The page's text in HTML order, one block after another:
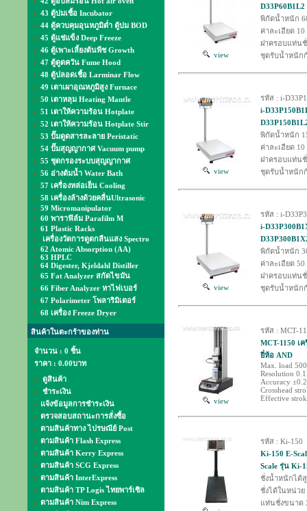
43 ตู้บ่มเชื้อ Incubator
44 ตู้ควบคุมอุนหภูมิต่ำ ตู้บ่ม BOD
45 ตู้แช่แข็ง Deep Freeze
46 ตู้เพาะเลี้ยงต้นพืช Growth
47 ตู้ดูดควัน Fume Hood
48 ตู้ปลอดเชื้อ Larminar Flow
49 เตาเผาอุณหภูมิสูง Furnace
50 เตาหลุม Heating Mantle
51 เตาให้ความร้อน Hotplate
52 เตาให้ความร้อน Hotplate Stir
53 ปั๊มดูดสารละลาย Peristatic
54 ปั๊มสุญญากาศ Vacuum pump
55 ชุดกรองระบบสุญญากาศ
56 อ่างต้มน้ำ Water Bath
57 เครื่องหล่อเย็น Cooling
58 เครื่องล้างด้วยคลื่นUltrasonic
59 Micromanipulator
60 พาราฟิล์ม Parafilm M
61 Plastic Racks
เครื่องวัดการดูดกลืนแสง Spectro
62 Atomic Absorption (AA)
63 HPLC
64 Digester, Kjeldahl Distiller
65 Fat Analyzer สกัดไขมัน
66 Fiber Analyzer หาไฟเบอร์
67 Polarimeter โพลาริมิเตอร์
68 เครื่อง Freeze Dryer
สินค้าในตะกร้าของท่าน
จำนวน : 0 ชิ้น
ราคา : 0.00บาท
ดูสินค้า
ชำระเงิน
แจ้งข้อมูลการชำระเงิน
ตรวจสอบสถานะการสั่งซื้อ
ตามสินค้าทาง ไปรษณีย์ Post
ตามสินค้า Flash Express
ตามสินค้า Kerry Express
ตามสินค้า SCG Express
ตามสินค้า InterExpress
ตามสินค้า TP Logis ไทยพาร์เซิล
ตามสินค้า Nim Express
view
พิกัดน้ำหนัก
ค่าละเอียด
ฝาครอบแท่น
ชุดรับน้ำหนัก
view
รหัส : i-
i-
พิกัดน้ำหนัก
ค่าละเอียด
ฝาครอบแท่น
ชุดรับน้ำหนัก
view
รหัส : i-
i-
พิกัดน้ำหนัก
ค่าละเอียด
ฝาครอบแท่น
ชุดรับน้ำหนัก
view
รหัส : MCT-
MCT-1150 เ
ยี่ห้อ AND
Max. load
Resolution
Accuracy
Crosshead
Effective
รหัส : Ki-150
Ki-150 E-
Scale รุ่น Ki-
ชั่งน้ำหนักได้สู
ชั่งได้ในหน่ว
แท่นชั่งขนาด